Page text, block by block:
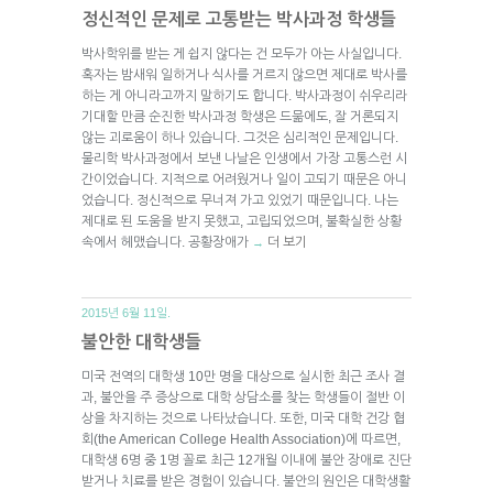
정신적인 문제로 고통받는 박사과정 학생들
박사학위를 받는 게 쉽지 않다는 건 모두가 아는 사실입니다.
혹자는 밤새워 일하거나 식사를 거르지 않으면 제대로 박사를
하는 게 아니라고까지 말하기도 합니다. 박사과정이 쉬우리라
기대할 만큼 순진한 박사과정 학생은 드묾에도, 잘 거론되지
않는 괴로움이 하나 있습니다. 그것은 심리적인 문제입니다.
물리학 박사과정에서 보낸 나날은 인생에서 가장 고통스런 시
간이었습니다. 지적으로 어려웠거나 일이 고되기 때문은 아니
었습니다. 정신적으로 무너져 가고 있었기 때문입니다. 나는
제대로 된 도움을 받지 못했고, 고립되었으며, 불확실한 상황
속에서 헤맸습니다. 공황장애가 → 더 보기
2015년 6월 11일.
불안한 대학생들
미국 전역의 대학생 10만 명을 대상으로 실시한 최근 조사 결
과, 불안을 주 증상으로 대학 상담소를 찾는 학생들이 절반 이
상을 차지하는 것으로 나타났습니다. 또한, 미국 대학 건강 협
회(the American College Health Association)에 따르면,
대학생 6명 중 1명 꼴로 최근 12개월 이내에 불안 장애로 진단
받거나 치료를 받은 경험이 있습니다. 불안의 원인은 대학생활